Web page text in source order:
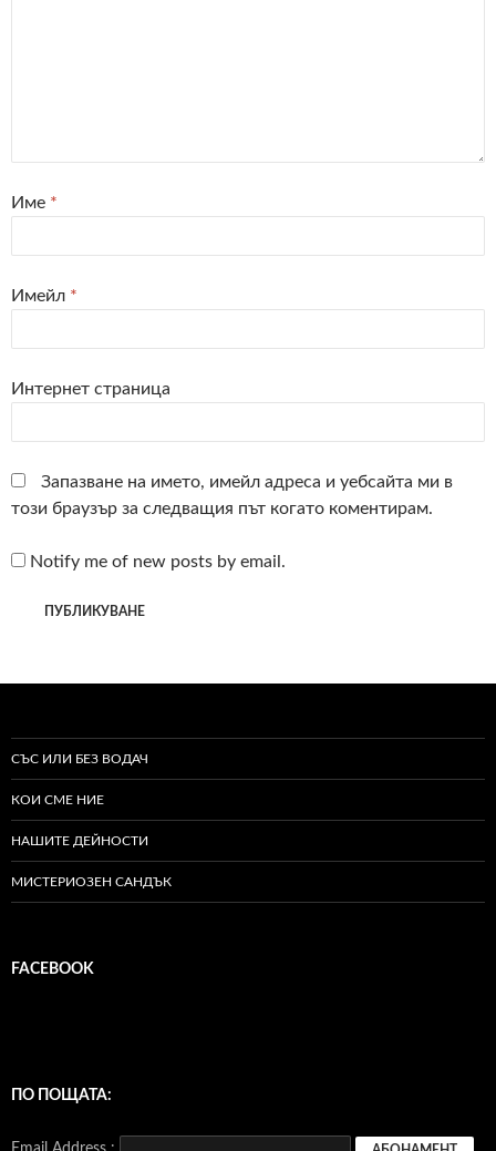
Име *
Имейл *
Интернет страница
Запазване на името, имейл адреса и уебсайта ми в
този браузър за следващия път когато коментирам.
Notify me of new posts by email.
СЪС ИЛИ БЕЗ ВОДАЧ
КОИ СМЕ НИЕ
НАШИТЕ ДЕЙНОСТИ
МИСТЕРИОЗЕН САНДЪК
FACEBOOK
ПО ПОЩАТА: